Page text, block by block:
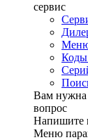
сервис
Меню
Вам
вопрос
Напишите
Меню